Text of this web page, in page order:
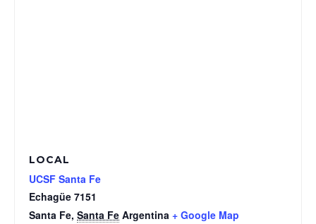
LOCAL
UCSF Santa Fe
Echagüe 7151
Santa Fe, Santa Fe Argentina + Google Map